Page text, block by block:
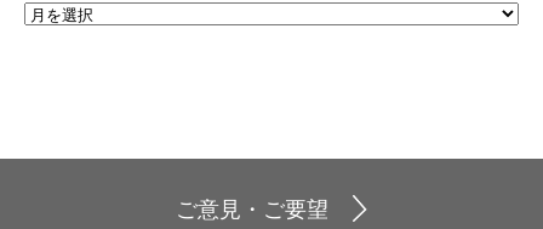
ご意見・ご要望